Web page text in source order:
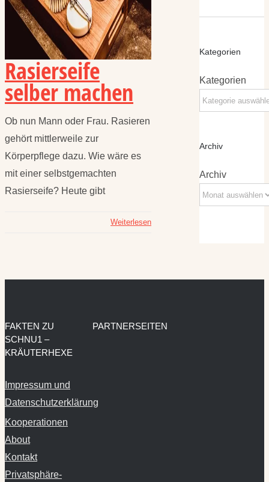
Rasierseife
selber machen
Ob nun Mann oder Frau. Rasieren
gehört mittlerweile zur
Körperpflege dazu. Wie wäre es
mit einer selbstgemachten
Rasierseife? Heute gibt
Weiterlesen
Kategorien
Kategorien
Archiv
Archiv
FAKTEN ZU
SCHNU1 –
KRÄUTERHEXE
Impressum und
Datenschutzerklärung
Kooperationen
About
Kontakt
Privatsphäre-
PARTNERSEITEN